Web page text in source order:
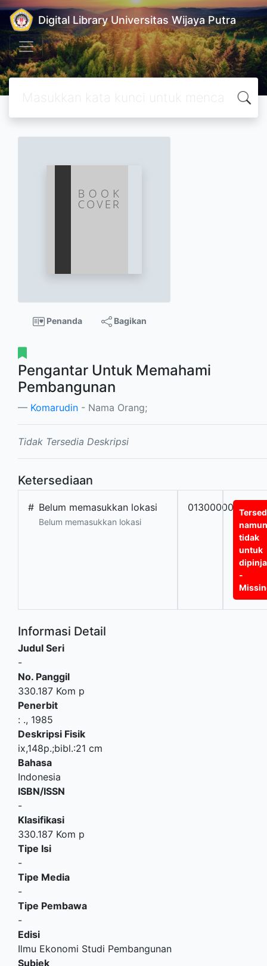
Digital Library Universitas Wijaya Putra
Penanda Bagikan
Pengantar Untuk Memahami
Pembangunan
Komarudin - Nama Orang;
Tidak Tersedia Deskripsi
Ketersediaan
# Belum memasukkan lokasi
Belum memasukkan lokasi
0130000000398
tidak
untuk
-
Informasi Detail
Judul Seri
-
No. Panggil
330.187 Kom p
Penerbit
: ., 1985
Deskripsi Fisik
ix,148p.;bibl.:21 cm
Bahasa
Indonesia
ISBN/ISSN
-
Klasifikasi
330.187 Kom p
Tipe Isi
-
Tipe Media
-
Tipe Pembawa
-
Edisi
Ilmu Ekonomi Studi Pembangunan
Subjek